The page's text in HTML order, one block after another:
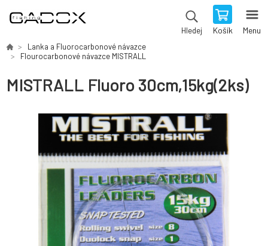
Hledej Košík Menu
Lanka a Fluorocarbonové návazce
Flourocarbonové návazce MISTRALL
MISTRALL Fluoro 30cm,15kg(2ks)